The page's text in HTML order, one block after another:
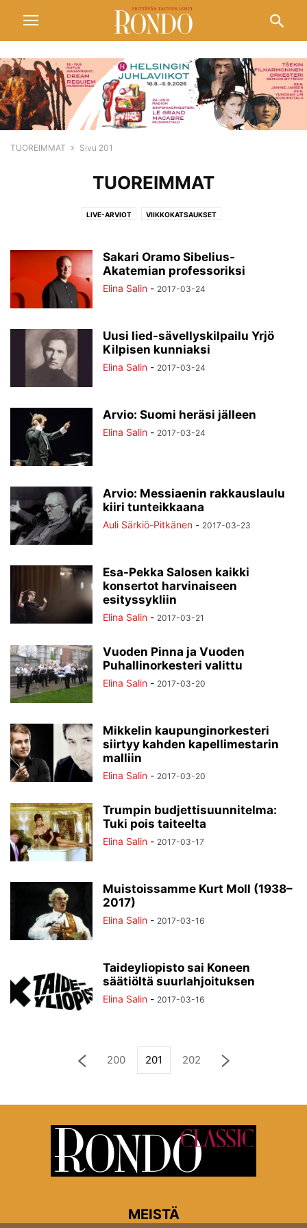
TUOREIMMAT Sivu 201
TUOREIMMAT
LIVE-ARVIOT VIIKKOKATSAUKSET
Sakari Oramo Sibelius-
Akatemian professoriksi
Elina Salin - 2017-03-24
Uusi lied-sävellyskilpailu Yrjö
Kilpisen kunniaksi
Elina Salin - 2017-03-24
Arvio: Suomi heräsi jälleen
Elina Salin - 2017-03-24
Arvio: Messiaenin rakkauslaulu
kiiri tunteikkaana
Auli Särkiö-Pitkänen - 2017-03-23
Esa-Pekka Salosen kaikki
konsertot harvinaiseen
esityssykliin
Elina Salin - 2017-03-21
Vuoden Pinna ja Vuoden
Puhallinorkesteri valittu
Elina Salin - 2017-03-20
Mikkelin kaupunginorkesteri
siirtyy kahden kapellimestarin
malliin
Elina Salin - 2017-03-20
Trumpin budjettisuunnitelma:
Tuki pois taiteelta
Elina Salin - 2017-03-17
Muistoissamme Kurt Moll (1938–
2017)
Elina Salin - 2017-03-16
Taideyliopisto sai Koneen
säätiöltä suurlahjoituksen
Elina Salin - 2017-03-16
200 201 202
MEISTÄ